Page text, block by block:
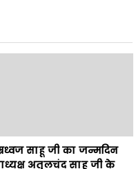
के हजारों लोगों ने